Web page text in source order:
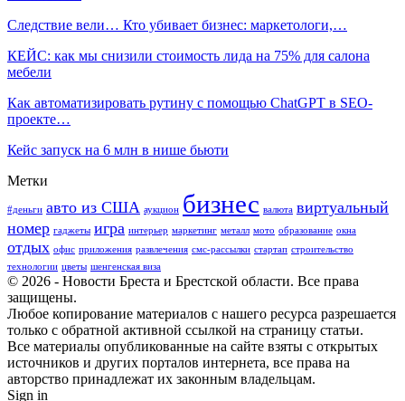
Следствие вели… Кто убивает бизнес: маркетологи,…
КЕЙС: как мы снизили стоимость лида на 75% для салона
мебели
Как автоматизировать рутину с помощью ChatGPT в SEO-
проекте…
Кейс запуск на 6 млн в нише бьюти
Метки
#деньги авто из США аукцион бизнес валюта виртуальный
номер гаджеты игра интерьер маркетинг металл мото образование окна
отдых офис приложения развлечения смс-рассылки стартап строительство
технологии цветы шенгенская виза
© 2026 - Новости Бреста и Брестской области. Все права
защищены.
Любое копирование материалов с нашего ресурса разрешается
только с обратной активной ссылкой на страницу статьи.
Все материалы опубликованные на сайте взяты с открытых
источников и других порталов интернета, все права на
авторство принадлежат их законным владельцам.
Sign in